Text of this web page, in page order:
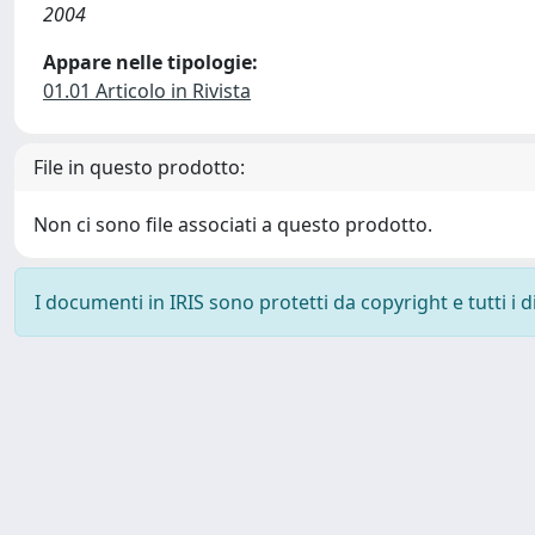
2004
Appare nelle tipologie:
01.01 Articolo in Rivista
File in questo prodotto:
Non ci sono file associati a questo prodotto.
I documenti in IRIS sono protetti da copyright e tutti i